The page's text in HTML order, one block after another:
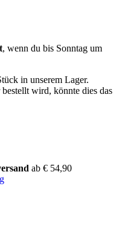
, wenn du bis Sonntag um
in unserem Lager.
wird, könnte dies das
ab € 54,90